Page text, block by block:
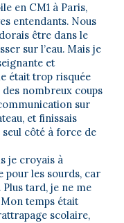
en CM1 à Paris,
entendants. Nous
être dans le
sur l’eau. Mais je
et
était trop risquée
nombreux coups
sur
et finissais
seul côté à force de
je croyais à
pour les sourds, car
tard, je ne me
temps était
scolaire,